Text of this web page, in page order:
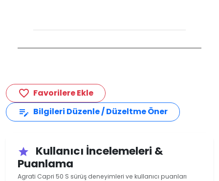
favorite_border Favorilere Ekle
edit_note Bilgileri Düzenle / Düzeltme Öner
star
Kullanıcı İncelemeleri &
Puanlama
Agrati Capri 50 S sürüş deneyimleri ve kullanıcı puanları